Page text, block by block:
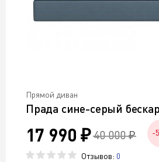
Прямой диван
Прада сине-серый
17 990 ₽ 40 000 ₽ -
Отзывов: 0